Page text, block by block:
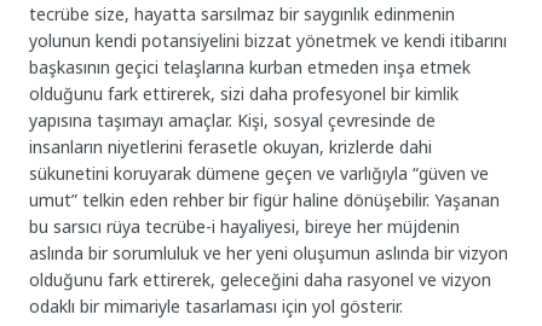
tecrübe size, hayatta sarsılmaz bir saygınlık edinmenin
yolunun kendi potansiyelini bizzat yönetmek ve kendi itibarını
başkasının geçici telaşlarına kurban etmeden inşa etmek
olduğunu fark ettirerek, sizi daha profesyonel bir kimlik
yapısına taşımayı amaçlar. Kişi, sosyal çevresinde de
insanların niyetlerini ferasetle okuyan, krizlerde dahi
sükunetini koruyarak dümene geçen ve varlığıyla “güven ve
umut” telkin eden rehber bir figür haline dönüşebilir. Yaşanan
bu sarsıcı rüya tecrübe-i hayaliyesi, bireye her müjdenin
aslında bir sorumluluk ve her yeni oluşumun aslında bir vizyon
olduğunu fark ettirerek, geleceğini daha rasyonel ve vizyon
odaklı bir mimariyle tasarlaması için yol gösterir.